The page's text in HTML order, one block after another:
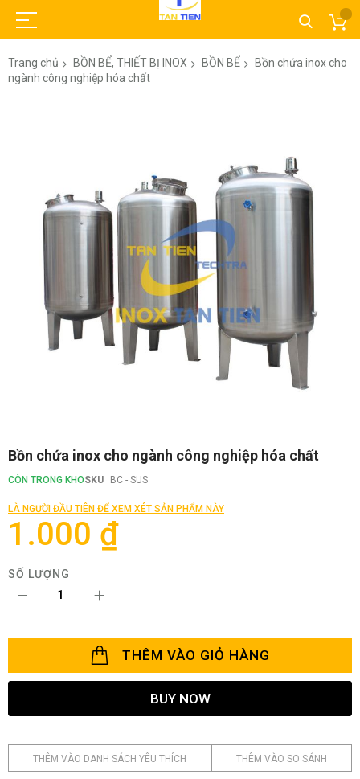
Trang chủ BỒN BỂ, THIẾT BỊ INOX BỒN BỂ
Bồn chứa inox cho
ngành công nghiệp hóa chất
Chuyển
đến
phần
của
thư
hình
Bồn chứa inox cho ngành công nghiệp hóa chất
CÒN TRONG KHOSKU BC - SUS
LÀ NGƯỜI ĐẦU TIÊN ĐỂ XEM XÉT SẢN PHẨM NÀY
1.000 ₫
SỐ LƯỢNG
THÊM VÀO GIỎ HÀNG
BUY NOW
THÊM VÀO DANH SÁCH YÊU THÍCH THÊM VÀO SO SÁNH